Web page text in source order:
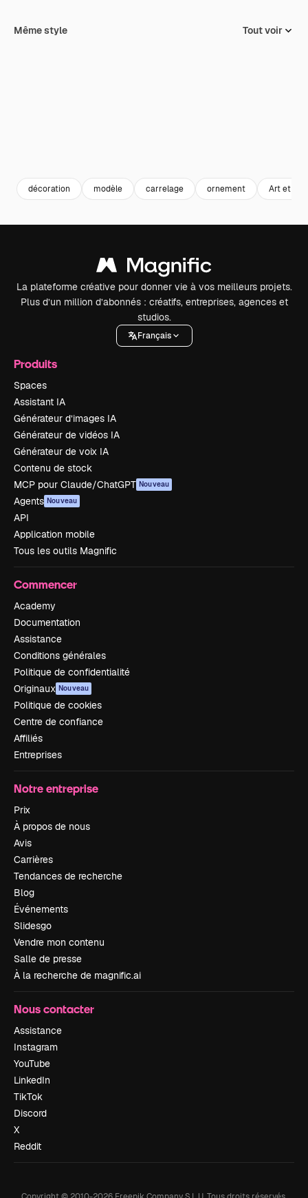
Même style Tout voir
décoration modèle carrelage ornement Art et
La plateforme créative pour donner vie à vos meilleurs projets.
Plus d’un million d’abonnés : créatifs, entreprises, agences et
studios.
Français
Produits
Spaces
Assistant IA
Générateur d’images IA
Générateur de vidéos IA
Générateur de voix IA
Contenu de stock
MCP pour Claude/ChatGPT Nouveau
Agents Nouveau
API
Application mobile
Tous les outils Magnific
Commencer
Academy
Documentation
Assistance
Conditions générales
Politique de confidentialité
Originaux Nouveau
Politique de cookies
Centre de confiance
Affiliés
Entreprises
Notre entreprise
Prix
À propos de nous
Avis
Carrières
Tendances de recherche
Blog
Événements
Slidesgo
Vendre mon contenu
Salle de presse
À la recherche de magnific.ai
Nous contacter
Assistance
Instagram
YouTube
LinkedIn
TikTok
Discord
X
Reddit